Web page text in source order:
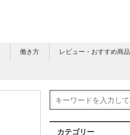
働き方 レビュー・おすすめ商品
カテゴリー